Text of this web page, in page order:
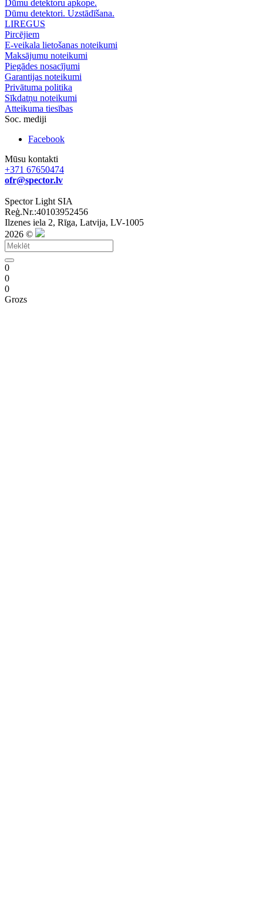
Dūmu detektoru apkope.
Dūmu detektori. Uzstādīšana.
LIREGUS
Pircējiem
E-veikala lietošanas noteikumi
Maksājumu noteikumi
Piegādes nosacījumi
Garantijas noteikumi
Privātuma politika
Sīkdatņu noteikumi
Atteikuma tiesības
Soc. mediji
Facebook
Mūsu kontakti
+371 67650474
ofr@spector.lv
Spector Light SIA
Reģ.Nr.:40103952456
Ilzenes iela 2, Rīga, Latvija, LV-1005
2026 ©
0
0
0
Grozs